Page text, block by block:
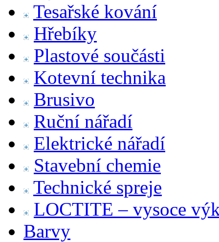
Tesařské kování
Hřebíky
Plastové součásti
Kotevní technika
Brusivo
Ruční nářadí
Elektrické nářadí
Stavební chemie
Technické spreje
LOCTITE – vysoce
Barvy